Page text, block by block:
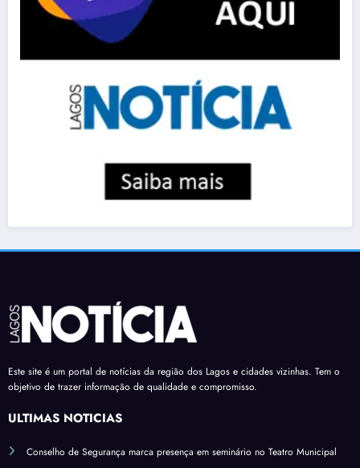
Este site é um portal de notícias da região dos Lagos e cidades vizinhas. Tem o
objetivo de trazer informação de qualidade e compromisso.
ÚLTIMAS NOTÍCIAS
Conselho de Segurança marca presença em seminário no Teatro Municipal